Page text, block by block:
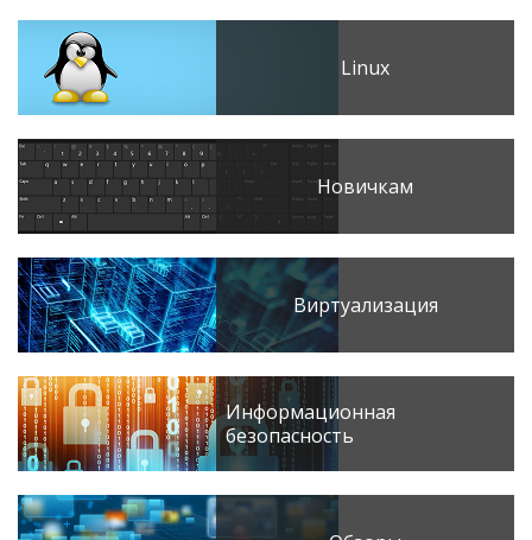
Linux
Новичкам
Виртуализация
Информационная
безопасность